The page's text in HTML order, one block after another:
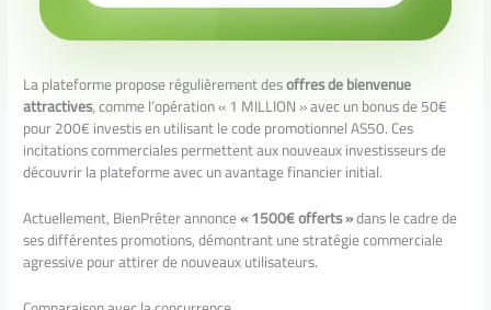
La plateforme propose régulièrement desoffres de bienvenue
attractives, comme l’opération « 1 MILLION » avec un bonus de 50€
pour 200€ investis en utilisant le code promotionnel AS50. Ces
incitations commerciales permettent aux nouveaux investisseurs de
découvrir la plateforme avec un avantage financier initial.
Actuellement, BienPrêter annonce« 1500€ offerts »dans le cadre de
ses différentes promotions, démontrant une stratégie commerciale
agressive pour attirer de nouveaux utilisateurs.